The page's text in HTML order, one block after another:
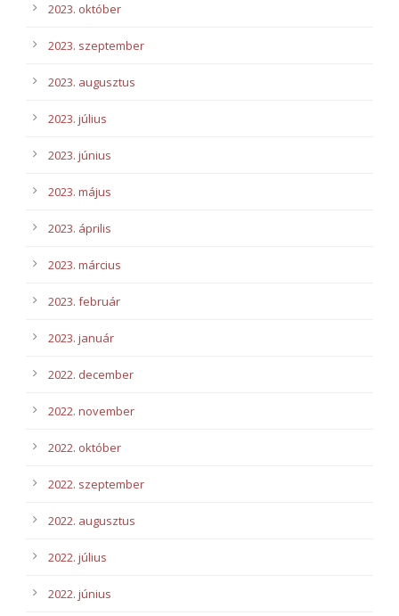
2023. október
2023. szeptember
2023. augusztus
2023. július
2023. június
2023. május
2023. április
2023. március
2023. február
2023. január
2022. december
2022. november
2022. október
2022. szeptember
2022. augusztus
2022. július
2022. június